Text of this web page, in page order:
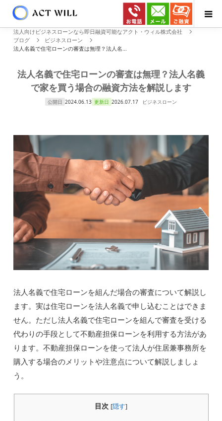
法人向けビジネスローンなら即日融資可能なアクト・ウィル株式会社
ブログ
ビジネスローン
法人名義で住宅ローンの審査は無理？法人名...
法人名義で住宅ローンの審査は無理？法人名義
で家を買う場合の融資方法を解説します
公開日 2024.06.13 更新日 2026.07.17 ビジネスローン
法人名義で住宅ローンを組んだ場合の審査について解説し
ます。実は住宅ローンを法人名義で申し込むことはできま
せん。ただし法人名義で住宅ローンを組んで審査を受ける
代わりの手段として不動産担保ローンを利用する方法があ
ります。不動産担保ローンを使って法人が住居兼事務所を
購入する場合のメリットや注意点について解説しましょ
う。
目次 [隠す]